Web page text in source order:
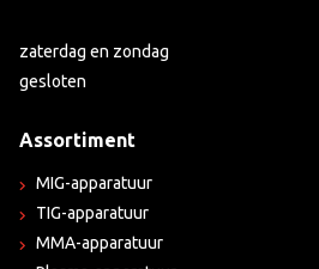
zaterdag en zondag
gesloten
Assortiment
MIG-apparatuur
TIG-apparatuur
MMA-apparatuur